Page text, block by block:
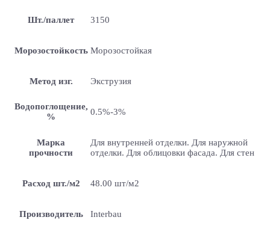
Шт./паллет 3150
Морозостойкость Морозостойкая
Метод изг. Экструзия
Водопоглощение,
%
0.5%-3%
Марка
прочности
Для внутренней отделки. Для наружной
отделки. Для облицовки фасада. Для стен
Расход шт./м2 48.00 шт/м2
Производитель Interbau